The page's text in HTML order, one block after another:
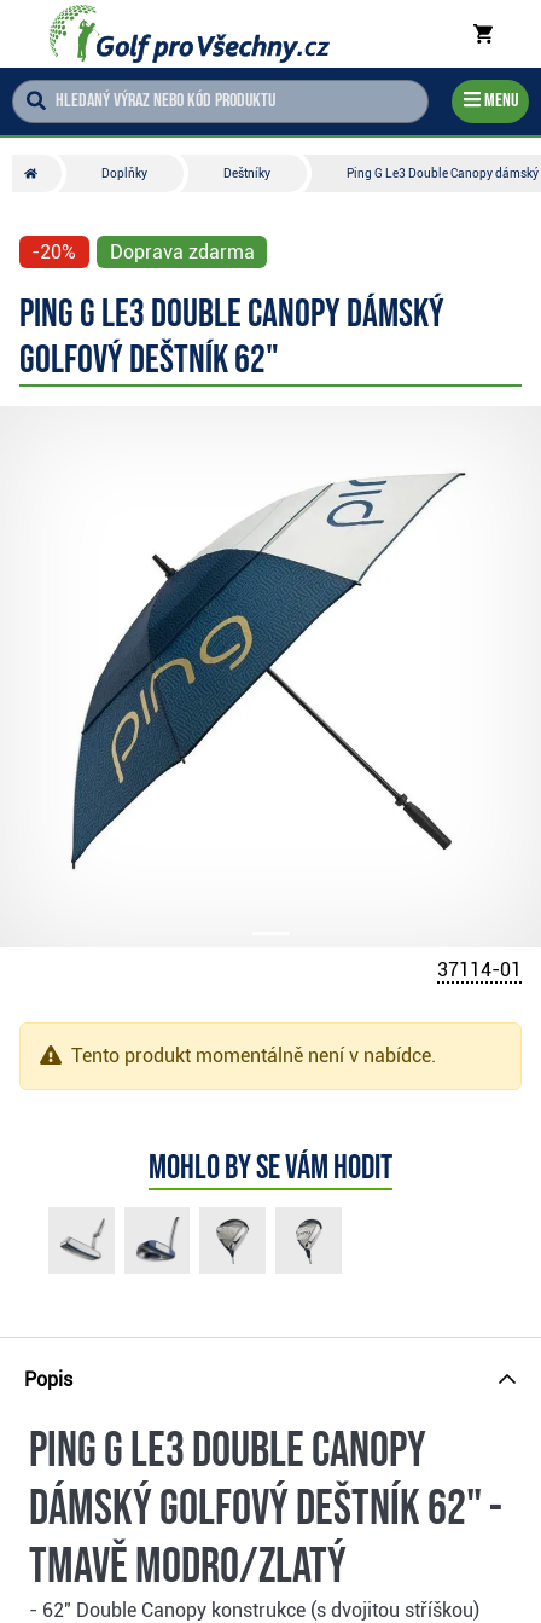
Menu
Doplňky Deštníky Ping G Le3 Double Canopy
-20% Doprava zdarma
Ping G Le3 Double Canopy dámský
golfový deštník 62"
37114-01
Tento produkt momentálně není v nabídce.
Mohlo by se vám hodit
Popis
Ping G Le3 Double Canopy
dámský golfový deštník 62" -
tmavě modro/zlatý
- 62" Double Canopy konstrukce (s dvojitou stříškou)